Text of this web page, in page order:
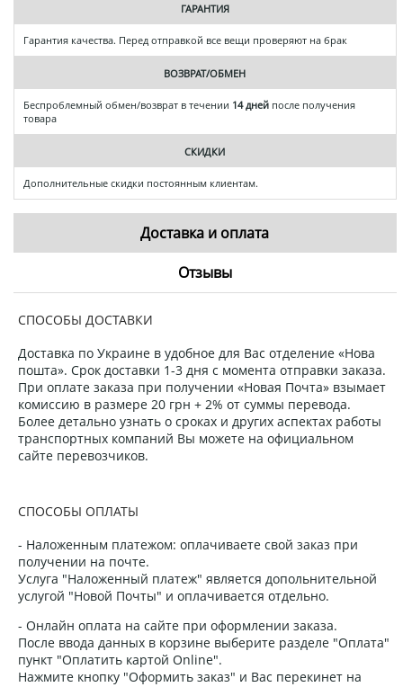
ГАРАНТИЯ
Гарантия качества. Перед отправкой все вещи проверяют на брак
ВОЗВРАТ/ОБМЕН
Беспроблемный обмен/возврат в течении 14 дней после получения
товара
СКИДКИ
Дополнительные скидки постоянным клиентам.
Доставка и оплата
Отзывы
СПОСОБЫ ДОСТАВКИ
Доставка по Украине в удобное для Вас отделение «Нова
пошта». Срок доставки 1-3 дня с момента отправки заказа.
При оплате заказа при получении «Новая Почта» взымает
комиссию в размере 20 грн + 2% от суммы перевода.
Более детально узнать о сроках и других аспектах работы
транспортных компаний Вы можете на официальном
сайте перевозчиков.
СПОСОБЫ ОПЛАТЫ
- Наложенным платежом: оплачиваете свой заказ при
получении на почте.
Услуга "Наложенный платеж" является допольнительной
услугой "Новой Почты" и оплачивается отдельно.
- Онлайн оплата на сайте при оформлении заказа.
После ввода данных в корзине выберите разделе "Оплата"
пункт "Оплатить картой Online".
Нажмите кнопку "Оформить заказ" и Вас перекинет на